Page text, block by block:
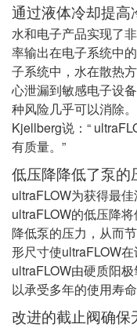
通过液体冷却提高
水和电子产品实现了
率输出在电子系统中
子系统中，水在散热
心泄漏到敏感电子设
种风险几乎可以消除
Kjellberg说：“
有质量。”
低压降降低了泵的
ultraFLOW为获得最
ultraFLOW的低压降
降低泵的压力，从而
形尺寸使ultraFLOW
ultraFLOW由硬质阳
以承受多年的使用寿命
改进的截止阀确保